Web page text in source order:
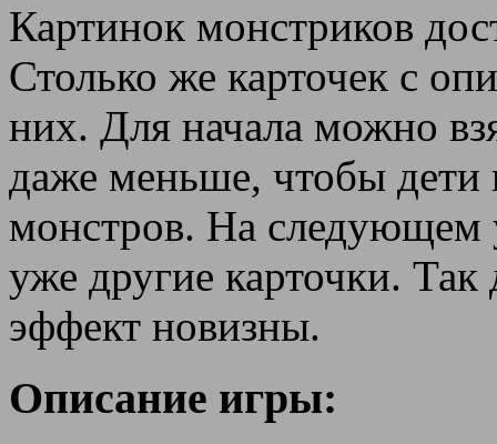
Картинок монстриков
Столько же карточек с
них. Для начала можно
даже меньше, чтобы дети
монстров. На следующем
уже другие карточки. Так
эффект новизны.
Описание игры: